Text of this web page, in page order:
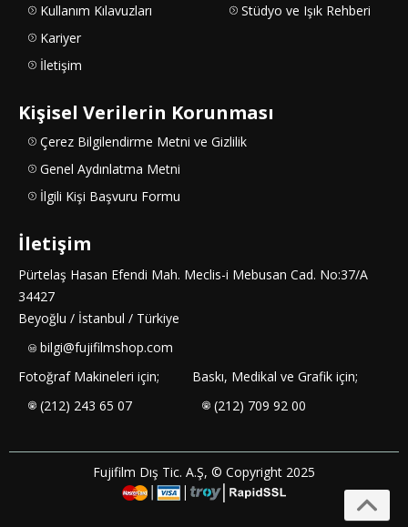
Kullanım Kılavuzları
Kariyer
İletişim
Stüdyo ve Işık Rehberi
Kişisel Verilerin Korunması
Çerez Bilgilendirme Metni ve Gizlilik
Genel Aydınlatma Metni
İlgili Kişi Başvuru Formu
İletişim
Pürtelaş Hasan Efendi Mah. Meclis-i Mebusan Cad. No:37/A
34427
Beyoğlu / İstanbul / Türkiye
bilgi@fujifilmshop.com
Fotoğraf Makineleri için;
(212) 243 65 07
Baskı, Medikal ve Grafik için;
(212) 709 92 00
Fujifilm Dış Tic. A.Ş, © Copyright 2025